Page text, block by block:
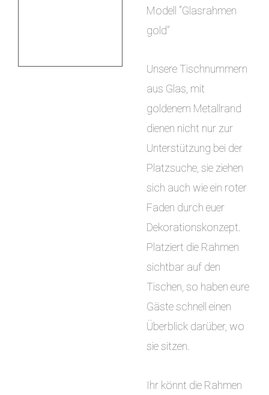
Modell “Glasrahmen
gold”
Unsere Tischnummern
aus Glas, mit
goldenem Metallrand
dienen nicht nur zur
Unterstützung bei der
Platzsuche, sie ziehen
sich auch wie ein roter
Faden durch euer
Dekorationskonzept.
Platziert die Rahmen
sichtbar auf den
Tischen, so haben eure
Gäste schnell einen
Überblick darüber, wo
sie sitzen.
Ihr könnt die Rahmen